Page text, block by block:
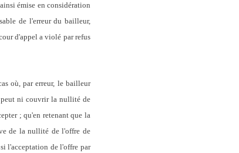
émise en considération
de l'erreur du bailleur,
d'appel a violé par refus
où, par erreur, le bailleur
peut ni couvrir la nullité de
; qu'en retenant que la
de la nullité de l'offre de
l'acceptation de l'offre par